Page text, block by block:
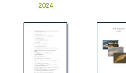
2024